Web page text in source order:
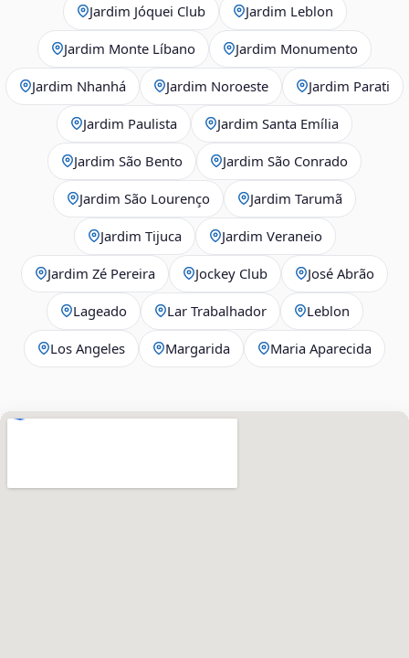
Jardim Jóquei Club Jardim Leblon
Jardim Monte Líbano Jardim Monumento
Jardim Nhanhá Jardim Noroeste Jardim Parati
Jardim Paulista Jardim Santa Emília
Jardim São Bento Jardim São Conrado
Jardim São Lourenço Jardim Tarumã
Jardim Tijuca Jardim Veraneio
Jardim Zé Pereira Jockey Club José Abrão
Lageado Lar Trabalhador Leblon
Los Angeles Margarida Maria Aparecida